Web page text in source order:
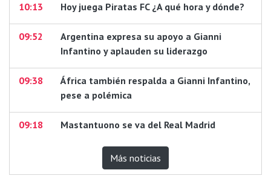
10:13 Hoy juega Piratas FC ¿A qué hora y dónde?
09:52
Argentina expresa su apoyo a Gianni
Infantino y aplauden su liderazgo
09:38
África también respalda a Gianni Infantino,
pese a polémica
09:18 Mastantuono se va del Real Madrid
Más noticias